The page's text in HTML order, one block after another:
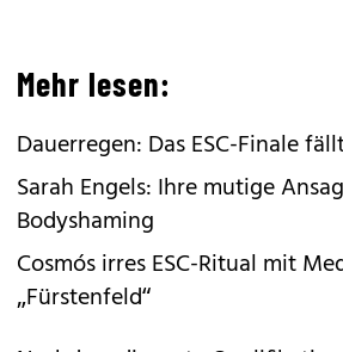
Mehr lesen:
Dauerregen: Das ESC-Finale
Sarah Engels: Ihre mutige
Bodyshaming
Cosmós irres ESC-Ritual mit
„Fürstenfeld“